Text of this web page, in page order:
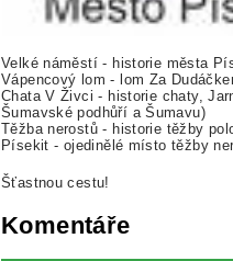
Velké náměstí - historie města
Vápencový lom - lom Za
Chata V Živci - historie chaty,
Šumavské podhůří a Šumavu)
Těžba nerostů - historie těžby
Písekit - ojedinělé místo těžby
Šťastnou cestu!
Komentáře